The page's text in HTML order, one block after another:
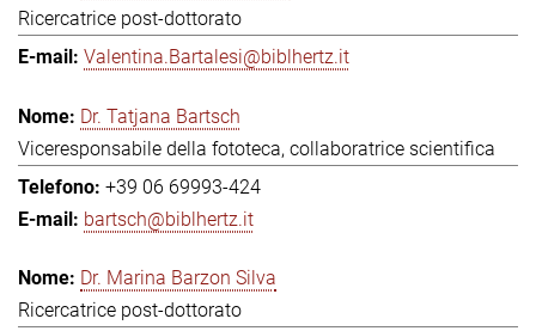
Ricercatrice post-dottorato
Valentina.Bartalesi@biblhertz.it
Dr. Tatjana Bartsch
Viceresponsabile della fototeca, collaboratrice scientifica
+39 06 69993-424
bartsch@biblhertz.it
Dr. Marina Barzon Silva
Ricercatrice post-dottorato